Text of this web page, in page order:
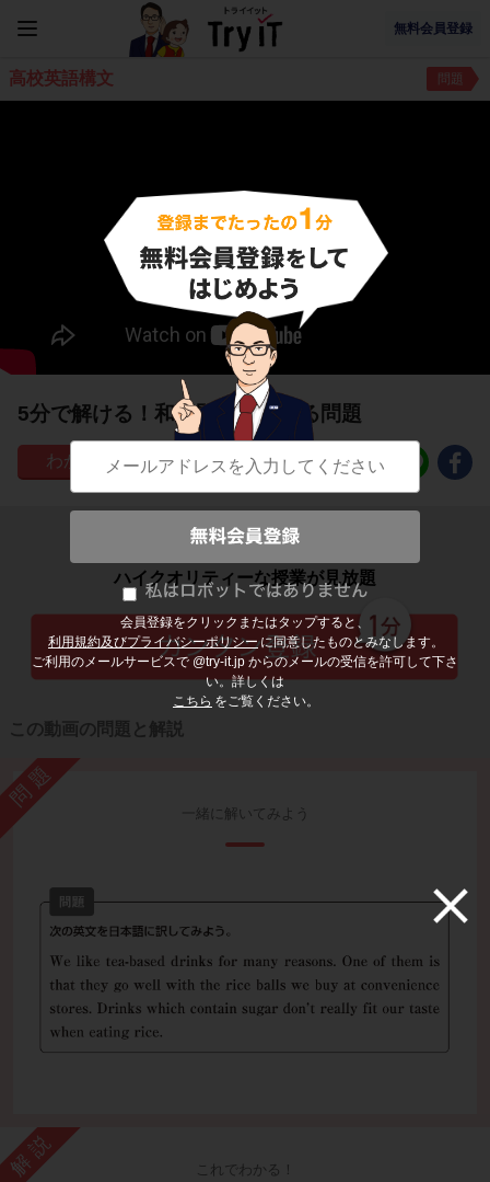
無料会員登録
会員登録をクリックまたはタップすると、
利用規約及びプライバシーポリシー に同意したものとみなします。
ご利用のメールサービスで @try-it.jp からのメールの受信を許可して下さ
い。詳しくは
こちら をご覧ください。
高校英語構文 問題
5分で解ける！和訳問題に関する問題
28
子どもの勉強から大人の学び直しまで
ハイクオリティーな授業が見放題
この動画の問題と解説
問題
一緒に解いてみよう
解説 これでわかる！